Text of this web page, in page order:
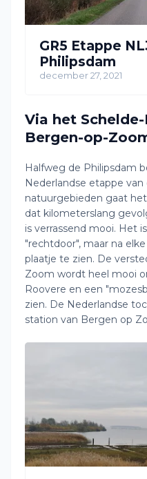
GR5 Etappe
Philipsdam
december 27, 2021
Via het
Bergen-op-
Halfweg de Philipsdam
Nederlandse etappe
natuurgebieden gaat
dat kilometerslang
is verrassend mooi. Het
"rechtdoor", maar na
plaatje te zien. De
Zoom wordt heel mooi
Roovere en een
zien. De Nederlandse
station van Bergen op